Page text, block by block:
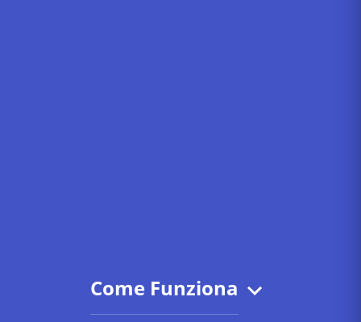
Come Funziona